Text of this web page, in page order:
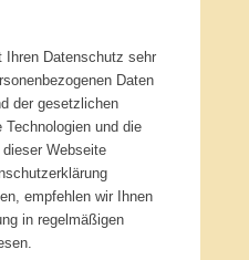
Ihren Datenschutz sehr
Daten
der gesetzlichen
und die
Webseite
empfehlen wir Ihnen
in regelmäßigen